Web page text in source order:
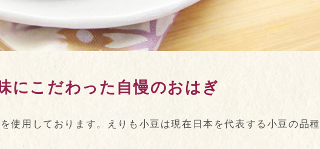
にこだわった自慢のおはぎ
使用しております。えりも小豆は現在日本を代表する小豆の品種